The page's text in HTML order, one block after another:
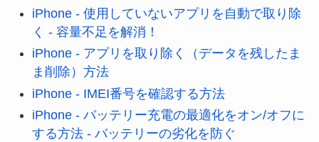
iPhone - 使用していないアプリを自動で取り除
く - 容量不足を解消！
iPhone - アプリを取り除く（データを残したま
ま削除）方法
iPhone - IMEI番号を確認する方法
iPhone - バッテリー充電の最適化をオン/オフに
する方法 - バッテリーの劣化を防ぐ